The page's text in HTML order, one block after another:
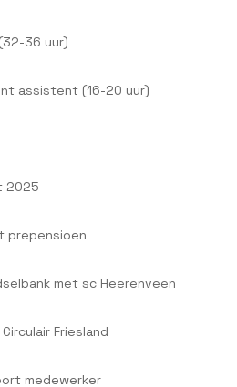
36 uur)
assistent (16-20 uur)
2025
prepensioen
met sc Heerenveen
Friesland
medewerker